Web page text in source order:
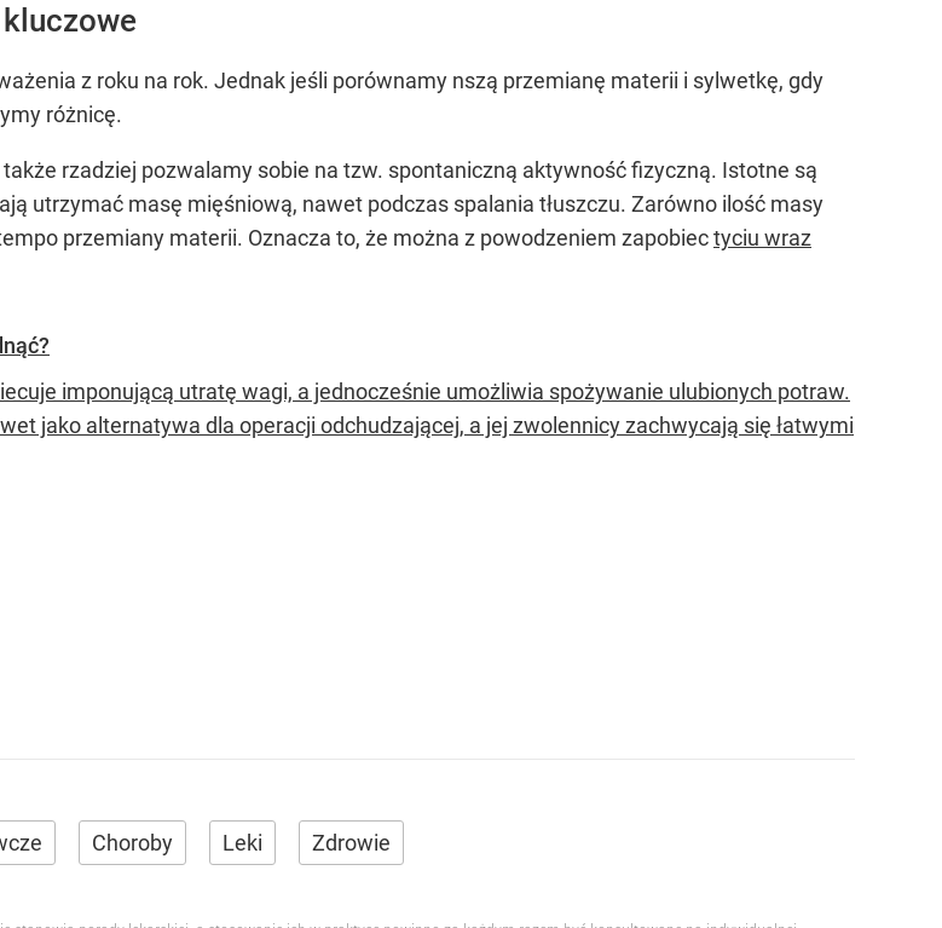
z roku na rok. Jednak jeśli porównamy nszą przemianę materii i sylwetkę, gdy
różnicę.
także rzadziej pozwalamy sobie na tzw. spontaniczną aktywność fizyczną. Istotne są
utrzymać masę mięśniową, nawet podczas spalania tłuszczu. Zarówno ilość masy
przemiany materii. Oznacza to, że można z powodzeniem zapobiectyciu wraz
imponującą utratę wagi, a jednocześnie umożliwia spożywanie ulubionych potraw.
jako alternatywa dla operacji odchudzającej, a jej zwolennicy zachwycają się łatwymi
Choroby Leki Zdrowie